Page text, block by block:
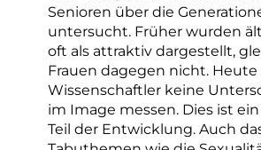
Senioren über die
untersucht. Früher wurden
oft als attraktiv dargestellt,
Frauen dagegen nicht.
Wissenschaftler keine
im Image messen. Dies ist
Teil der Entwicklung. Auch